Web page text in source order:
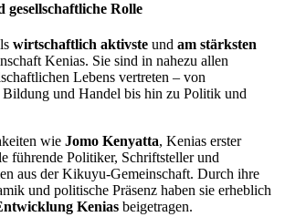
Rolle
wirtschaftlich aktivste und am stärksten
Kenias. Sie sind in nahezu allen
Lebens vertreten – von
und Handel bis hin zu Politik und
wie Jomo Kenyatta, Kenias erster
führende Politiker, Schriftsteller und
aus der Kikuyu-Gemeinschaft. Durch ihre
und politische Präsenz haben sie erheblich
Kenias beigetragen.